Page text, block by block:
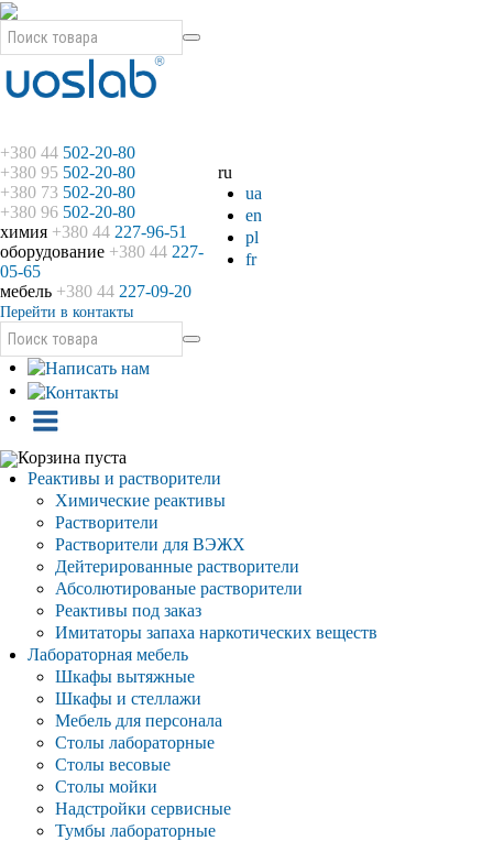
ru
ua
en
pl
fr
+380 44 502-20-80
+380 95 502-20-80
+380 73 502-20-80
+380 96 502-20-80
химия +380 44 227-96-51
оборудование +380 44 227-
05-65
мебель +380 44 227-09-20
Перейти в контакты
Корзина пуста
Реактивы и растворители
Химические реактивы
Растворители
Растворители для ВЭЖХ
Дейтерированные растворители
Абсолютированые растворители
Реактивы под заказ
Имитаторы запаха наркотических веществ
Лабораторная мебель
Шкафы вытяжные
Шкафы и стеллажи
Мебель для персонала
Столы лабораторные
Столы весовые
Столы мойки
Надстройки сервисные
Тумбы лабораторные